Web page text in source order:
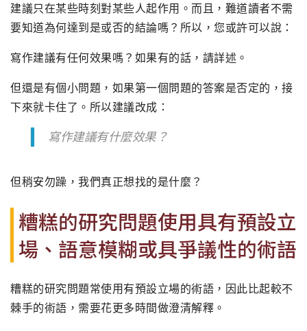
建議只在某些時刻對某些人起作用。而且，難道讀者不需
要知道為何達到是或否的結論嗎？所以，您或許可以說：
寫作建議有任何效果嗎？如果有的話，請詳述。
但還是有個小問題，如果第一個問題的答案是否定的，接
下來就卡住了。所以建議改成：
寫作建議有什麼效果？
但稍安勿躁，我們真正想找的是什麼？
糟糕的研究問題使用具有預設立
場、語意模糊或具爭議性的術語
糟糕的研究問題常使用有預設立場的術語，因此比起較不
棘手的術語，需要花更多時間做澄清解釋。